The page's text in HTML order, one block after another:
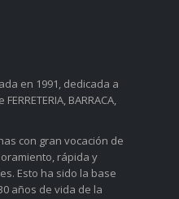
en 1991, dedicada a
BARRACA,
con gran vocación de
rápida y
Esto ha sido la base
años de vida de la